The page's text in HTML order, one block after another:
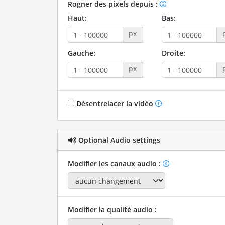
Rogner des pixels depuis :
Haut:
px
Bas:
Gauche:
px
Droite:
Désentrelacer la vidéo
Optional Audio settings
Modifier les canaux audio :
Modifier la qualité audio :